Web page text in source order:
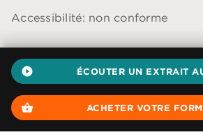
play_circle_filled ÉCOUTER UN EXTRAIT
shopping_basket ACHETER VOTRE
Accessibilité: non conforme
Paramétrer vos cookies
Mentions légales